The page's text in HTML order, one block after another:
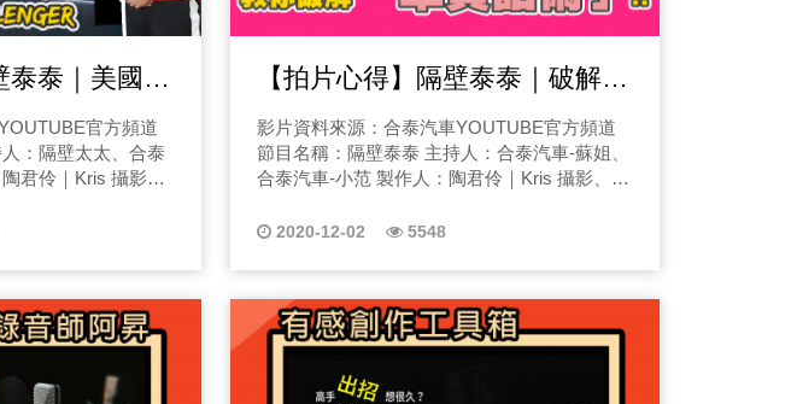
泰泰｜美國原
修？挑戰者
Challenger
官方頻道
：隔壁太太、合泰
君伶｜Kris 攝影、
【拍片心得】隔壁泰泰｜破解
「車貸話術」！想買夢想車，不
用看薪轉證明？
影片資料來源：合泰汽車YOUTUBE官方頻道
節目名稱：隔壁泰泰 主持人：合泰汽車-蘇姐、
合泰汽車-小范 製作人：陶君伶｜Kris 攝影、剪
2020-12-02 5548